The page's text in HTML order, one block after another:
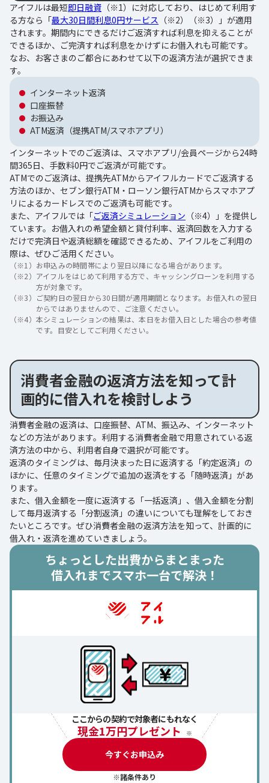
アイフルは最短即日融資 （※1）に対応しており、はじめて利用す
る方なら「最大30日間利息0円サービス （※2）（※3）」が適用
されます。期間内にできるだけご返済すれば利息を抑えることが
できるほか、ご完済すれば利息をかけずにお借入れも可能です。
なお、お客さまのご都合にあわせて以下の返済方法が選択できま
す。
インターネット返済
口座振替
お振込み
ATM返済（提携ATM/スマホアプリ）
インターネットでのご返済は、スマホアプリ/会員ページから24時
間365日、手数料0円でご返済が可能です。
ATMでのご返済は、提携先ATMからアイフルカードでご返済する
方法のほか、セブン銀行ATM・ローソン銀行ATMからスマホアプ
リによるカードレスでのご返済も可能です。
また、アイフルでは「ご返済シミュレーション （※4）」を提供し
ています。お借入れの希望金額と貸付利率、返済回数を入力する
だけで完済日や返済総額を確認できるため、アイフルをご利用の
際は、ぜひご活用ください。
（※1） お申込みの時間帯により翌日以降になる場合があります。
（※2） アイフルをはじめて利用する方で、キャッシングローンを利用する
方が対象です。
（※3） ご契約日の翌日から30日間が適用期間となります。お借入れの翌日
からではありませんので、ご注意ください。
（※4） 本シミュレーションの結果は、本日をお借入日とした場合の参考値
です。目安としてご利用ください。
消費者金融の返済方法を知って計
画的に借入れを検討しよう
消費者金融の返済は、口座振替、ATM、振込み、インターネット
などの方法があります。利用する消費者金融で用意されている返
済方法の中から、利用者自身で選択が可能です。
返済のタイミングは、毎月決まった日に返済する「約定返済」の
ほかに、任意のタイミングで追加の返済をする「随時返済」があ
ります。
また、借入金額を一度に返済する「一括返済」、借入金額を分割
して毎月返済する「分割返済」の違いについても理解をしておき
たいところです。ぜひ消費者金融の返済方法を知って、計画的に
借入れ・返済を進めていきましょう。
ちょっとした出費からまとまった
借入れまでスマホ一台で解決！
ここからの契約で対象者にもれなく
現金1万円プレゼント ※
今すぐお申込み
※諸条件あり